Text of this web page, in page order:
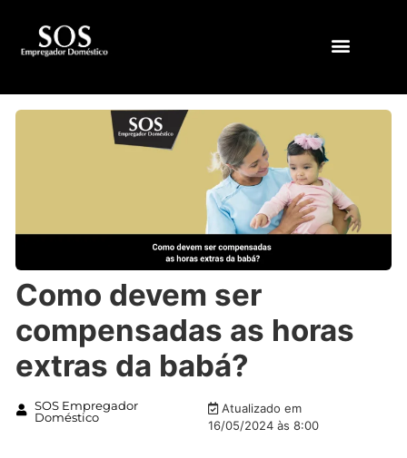
Como devem ser
compensadas as horas
extras da babá?
SOS Empregador
Doméstico
Atualizado em
16/05/2024 às 8:00